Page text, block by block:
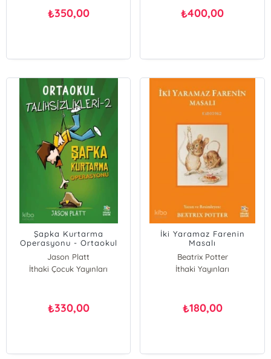
₺350,00 ₺400,00
Şapka Kurtarma
Operasyonu - Ortaokul
Talihsizlikleri-2
Jason Platt
İthaki Çocuk Yayınları
₺330,00
İki Yaramaz Farenin
Masalı
Beatrix Potter
İthaki Yayınları
₺180,00